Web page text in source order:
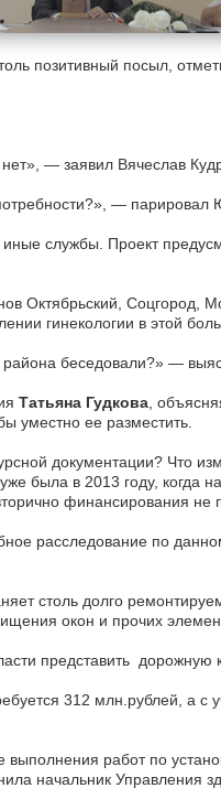
позитивный посыл,
— заявил Вячеслав
—
службы. Проект
Октябрьский, Соцгород,
гинекологии в этой
беседовали?» —
Татьяна Гудкова,
уместно ее разместить.
документации? Что
была в 2013 году, когда
финансирования не
расследование по
столь долго
окон и прочих
представить дорожную
312 млн.рублей, а с
выполнения работ по
начальник Управления